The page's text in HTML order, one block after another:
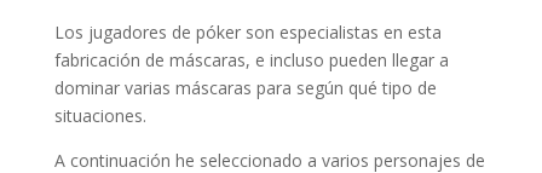
Los jugadores de póker son especialistas en esta
fabricación de máscaras, e incluso pueden llegar a
dominar varias máscaras para según qué tipo de
situaciones.
A continuación he seleccionado a varios personajes de